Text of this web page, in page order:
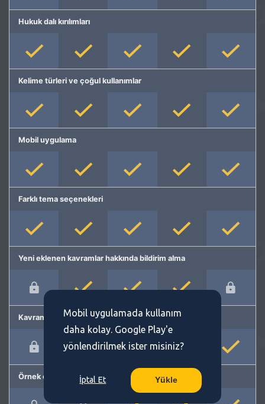
Hukuk dalı kırılımları
Kelime türleri ve çoğul kullanımlar
Mobil uygulama
Farklı tema seçenekleri
Yeni eklenen kavramlar hakkında bildirim alma
Kavram önerme
Örnek cümleler
Mobil uygulamada kullanım
daha kolay. Google Play'e
yönlendirilmek ister misiniz?
İptal Et Yükle